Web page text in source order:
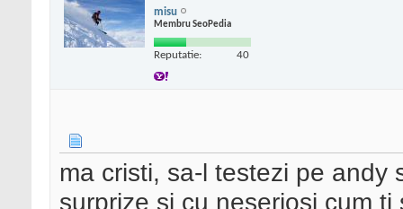
misu
Membru SeoPedia
Reputatie: 40
ma cristi, sa-l testezi pe andy
surprize si cu neseriosi cum